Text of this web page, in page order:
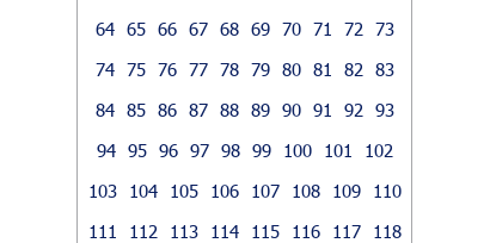
64 65 66 67 68 69 70 71 72
73
74 75 76 77 78 79 80 81 82
83
84 85 86 87 88 89 90 91 92
93
94 95 96 97 98 99 100 101
102
103
104 105 106 107 108 109
110
111
112 113 114 115 116 117
118